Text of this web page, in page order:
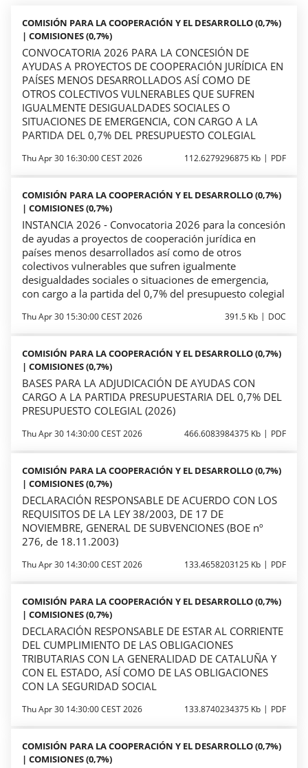
COMISIÓN PARA LA COOPERACIÓN Y EL DESARROLLO (0,7%)
| COMISIONES (0,7%)
CONVOCATORIA 2026 PARA LA CONCESIÓN DE
AYUDAS A PROYECTOS DE COOPERACIÓN JURÍDICA EN
PAÍSES MENOS DESARROLLADOS ASÍ COMO DE
OTROS COLECTIVOS VULNERABLES QUE SUFREN
IGUALMENTE DESIGUALDADES SOCIALES O
SITUACIONES DE EMERGENCIA, CON CARGO A LA
PARTIDA DEL 0,7% DEL PRESUPUESTO COLEGIAL
Thu Apr 30 16:30:00 CEST 2026 112.6279296875 Kb PDF
COMISIÓN PARA LA COOPERACIÓN Y EL DESARROLLO (0,7%)
| COMISIONES (0,7%)
INSTANCIA 2026 - Convocatoria 2026 para la concesión
de ayudas a proyectos de cooperación jurídica en
países menos desarrollados así como de otros
colectivos vulnerables que sufren igualmente
desigualdades sociales o situaciones de emergencia,
con cargo a la partida del 0,7% del presupuesto colegial
Thu Apr 30 15:30:00 CEST 2026 391.5 Kb DOC
COMISIÓN PARA LA COOPERACIÓN Y EL DESARROLLO (0,7%)
| COMISIONES (0,7%)
BASES PARA LA ADJUDICACIÓN DE AYUDAS CON
CARGO A LA PARTIDA PRESUPUESTARIA DEL 0,7% DEL
PRESUPUESTO COLEGIAL (2026)
Thu Apr 30 14:30:00 CEST 2026 466.6083984375 Kb PDF
COMISIÓN PARA LA COOPERACIÓN Y EL DESARROLLO (0,7%)
| COMISIONES (0,7%)
DECLARACIÓN RESPONSABLE DE ACUERDO CON LOS
REQUISITOS DE LA LEY 38/2003, DE 17 DE
NOVIEMBRE, GENERAL DE SUBVENCIONES (BOE nº
276, de 18.11.2003)
Thu Apr 30 14:30:00 CEST 2026 133.4658203125 Kb PDF
COMISIÓN PARA LA COOPERACIÓN Y EL DESARROLLO (0,7%)
| COMISIONES (0,7%)
DECLARACIÓN RESPONSABLE DE ESTAR AL CORRIENTE
DEL CUMPLIMIENTO DE LAS OBLIGACIONES
TRIBUTARIAS CON LA GENERALIDAD DE CATALUÑA Y
CON EL ESTADO, ASÍ COMO DE LAS OBLIGACIONES
CON LA SEGURIDAD SOCIAL
Thu Apr 30 14:30:00 CEST 2026 133.8740234375 Kb PDF
COMISIÓN PARA LA COOPERACIÓN Y EL DESARROLLO (0,7%)
| COMISIONES (0,7%)